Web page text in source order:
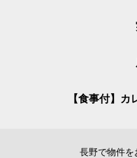
【食事付】
長野で物件を